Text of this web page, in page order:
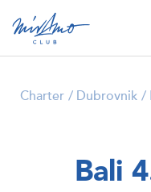
Charter Dubrovnik
Bali